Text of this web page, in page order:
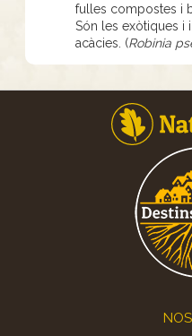
fulles compostes i
Són les exòtiques i
acàcies. (Robinia